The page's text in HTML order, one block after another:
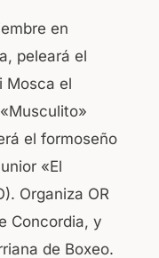
en
peleará el
Mosca el
el formoseño
«El
Organiza OR
Concordia, y
de Boxeo.